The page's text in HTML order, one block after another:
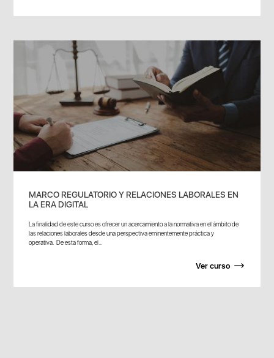
MARCO REGULATORIO Y RELACIONES LABORALES EN
LA ERA DIGITAL
La finalidad de este curso es ofrecer un acercamiento a la normativa en el ámbito de
las relaciones laborales desde una perspectiva eminentemente práctica y
operativa. De esta forma, el...
Ver curso